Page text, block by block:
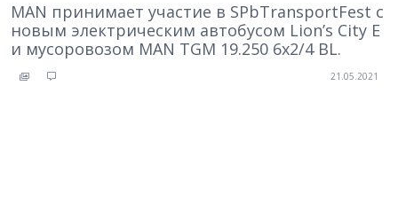
MAN принимает участие в SPbTransportFest с
новым электрическим автобусом Lion’s City E
и мусоровозом MAN TGM 19.250 6x2/4 BL.
21.05.2021